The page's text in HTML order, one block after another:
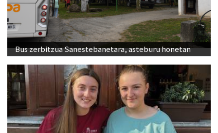
Bus zerbitzua Sanestebanetara, asteburu honetan